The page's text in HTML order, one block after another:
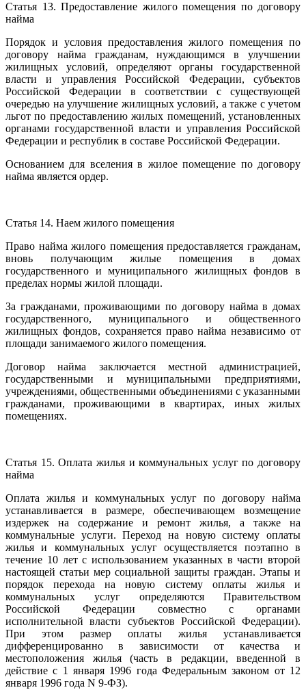
Статья 13. Предоставление жилого помещения по договору
найма
Порядок и условия предоставления жилого помещения по
договору найма гражданам, нуждающимся в улучшении
жилищных условий, определяют органы государственной
власти и управления Российской Федерации, субъектов
Российской Федерации в соответствии с существующей
очередью на улучшение жилищных условий, а также с учетом
льгот по предоставлению жилых помещений, установленных
органами государственной власти и управления Российской
Федерации и республик в составе Российской Федерации.
Основанием для вселения в жилое помещение по договору
найма является ордер.
Статья 14. Наем жилого помещения
Право найма жилого помещения предоставляется гражданам,
вновь получающим жилые помещения в домах
государственного и муниципального жилищных фондов в
пределах нормы жилой площади.
За гражданами, проживающими по договору найма в домах
государственного, муниципального и общественного
жилищных фондов, сохраняется право найма независимо от
площади занимаемого жилого помещения.
Договор найма заключается местной администрацией,
государственными и муниципальными предприятиями,
учреждениями, общественными объединениями с указанными
гражданами, проживающими в квартирах, иных жилых
помещениях.
Статья 15. Оплата жилья и коммунальных услуг по договору
найма
Оплата жилья и коммунальных услуг по договору найма
устанавливается в размере, обеспечивающем возмещение
издержек на содержание и ремонт жилья, а также на
коммунальные услуги. Переход на новую систему оплаты
жилья и коммунальных услуг осуществляется поэтапно в
течение 10 лет с использованием указанных в части второй
настоящей статьи мер социальной защиты граждан. Этапы и
порядок перехода на новую систему оплаты жилья и
коммунальных услуг определяются Правительством
Российской Федерации совместно с органами
исполнительной власти субъектов Российской Федерации).
При этом размер оплаты жилья устанавливается
дифференцированно в зависимости от качества и
местоположения жилья (часть в редакции, введенной в
действие с 1 января 1996 года Федеральным законом от 12
января 1996 года N 9-ФЗ).